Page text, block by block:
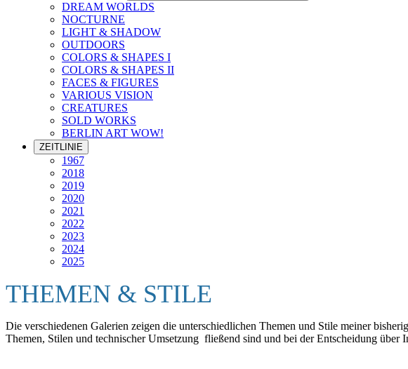
DREAM WORLDS
NOCTURNE
LIGHT & SHADOW
OUTDOORS
COLORS & SHAPES I
COLORS & SHAPES II
FACES & FIGURES
VARIOUS VISION
CREATURES
SOLD WORKS
BERLIN ART WOW!
ZEITLINIE
1967
2018
2019
2020
2021
2022
2023
2024
2025
THEMEN & STILE
Die verschiedenen Galerien zeigen die unterschiedlichen Themen und Stile meiner
Themen, Stilen und technischer Umsetzung fließend sind und bei der Entscheidung über